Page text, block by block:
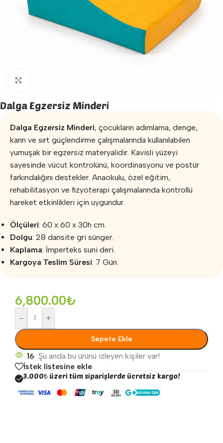
Dalga Egzersiz Minderi
Dalga Egzersiz Minderi, çocukların adımlama, denge,
karın ve sırt güçlendirme çalışmalarında kullanılabilen
yumuşak bir egzersiz materyalidir. Kavisli yüzeyi
sayesinde vücut kontrolünü, koordinasyonu ve postür
farkındalığını destekler. Anaokulu, özel eğitim,
rehabilitasyon ve fizyoterapi çalışmalarında kontrollü
hareket etkinlikleri için uygundur.
Ölçüleri: 60 x 60 x 30h cm.
Dolgu: 28 dansite gri sünger.
Kaplama: İmperteks suni deri.
Kargoya Teslim Süresi: 7 Gün.
6,800.00₺
- +
Sepete Ekle
16 Şu anda bu ürünü izleyen kişiler var!
İstek listesine ekle
3.000₺ üzeri tüm siparişlerde ücretsiz kargo!